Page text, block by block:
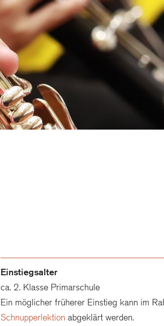
Einstiegsalter
ca. 2. Klasse Primarschule
Ein möglicher früherer Einstieg kann im
Schnupperlektion abgeklärt werden.